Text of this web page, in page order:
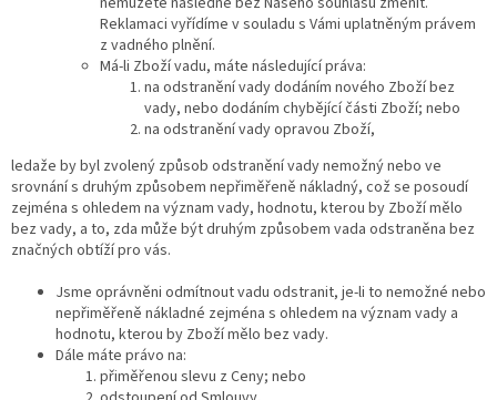
Reklamaci vyřídíme v souladu s Vámi uplatněným právem
z vadného plnění.
Má-li Zboží vadu, máte následující práva:
na odstranění vady dodáním nového Zboží bez
vady, nebo dodáním chybějící části Zboží; nebo
na odstranění vady opravou Zboží,
ledaže by byl zvolený způsob odstranění vady nemožný nebo ve
srovnání s druhým způsobem nepřiměřeně nákladný, což se posoudí
zejména s ohledem na význam vady, hodnotu, kterou by Zboží mělo
bez vady, a to, zda může být druhým způsobem vada odstraněna bez
značných obtíží pro vás.
Jsme oprávněni odmítnout vadu odstranit, je-li to nemožné nebo
nepřiměřeně nákladné zejména s ohledem na význam vady a
hodnotu, kterou by Zboží mělo bez vady.
Dále máte právo na:
přiměřenou slevu z Ceny; nebo